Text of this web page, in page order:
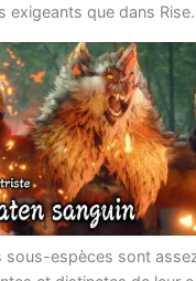
exigeants que dans Rise.
sous-espèces sont